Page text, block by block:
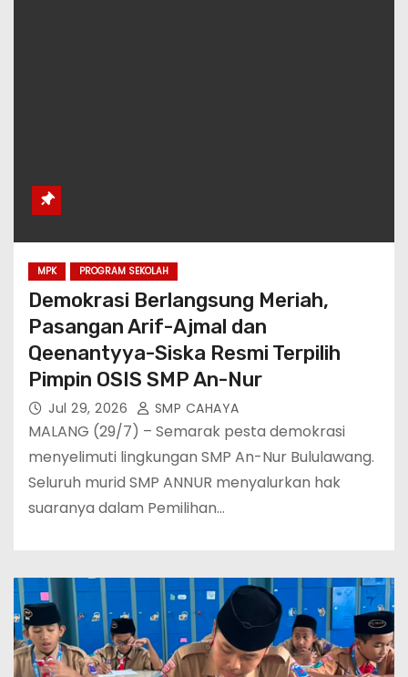
MPK PROGRAM SEKOLAH
Demokrasi Berlangsung Meriah,
Pasangan Arif-Ajmal dan
Qeenantyya-Siska Resmi Terpilih
Pimpin OSIS SMP An-Nur
Jul 29, 2026 SMP CAHAYA
MALANG (29/7) – Semarak pesta demokrasi
menyelimuti lingkungan SMP An-Nur Bululawang.
Seluruh murid SMP ANNUR menyalurkan hak
suaranya dalam Pemilihan…